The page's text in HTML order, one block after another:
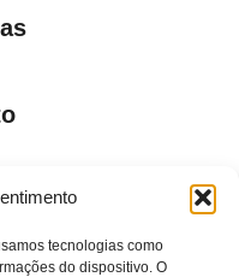
tecnologias como
do dispositivo. O
Anfi Lab Marketing